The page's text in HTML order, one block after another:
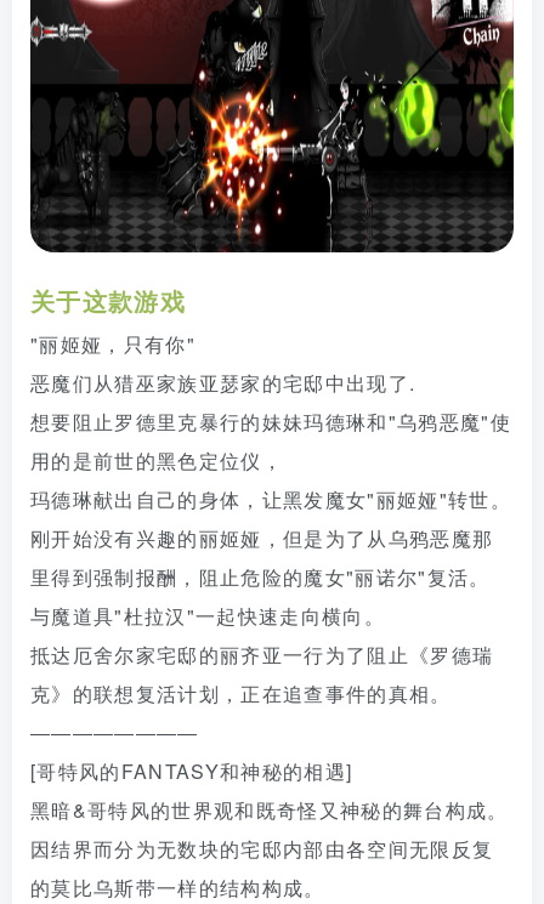
关于这款游戏
"丽姬娅，只有你"
恶魔们从猎巫家族亚瑟家的宅邸中出现了.
想要阻止罗德里克暴行的妹妹玛德琳和"乌鸦恶魔"使
用的是前世的黑色定位仪，
玛德琳献出自己的身体，让黑发魔女"丽姬娅"转世。
刚开始没有兴趣的丽姬娅，但是为了从乌鸦恶魔那
里得到强制报酬，阻止危险的魔女"丽诺尔"复活。
与魔道具"杜拉汉"一起快速走向横向。
抵达厄舍尔家宅邸的丽齐亚一行为了阻止《罗德瑞
克》的联想复活计划，正在追查事件的真相。
――――――――
[哥特风的FANTASY和神秘的相遇]
黑暗&哥特风的世界观和既奇怪又神秘的舞台构成。
因结界而分为无数块的宅邸内部由各空间无限反复
的莫比乌斯带一样的结构构成。